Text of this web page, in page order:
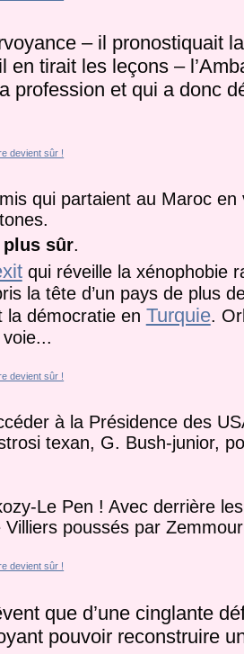
– il pronostiquait
tirait les leçons –
profession et qui a donc
qui partaient au Maroc en
plus sûr.
qui réveille la xénophobie
la tête d’un pays de plus
la démocratie en Turquie.
à la Présidence des
texan, G. Bush-junior,
Le Pen ! Avec derrière
poussés par
que d’une cinglante
pouvoir reconstruire